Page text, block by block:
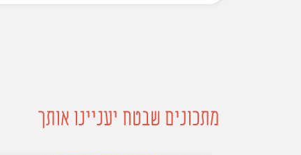
מתכונים שבטח יעניינו אותך